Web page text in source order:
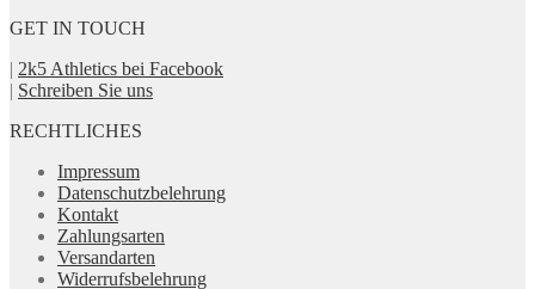
GET IN TOUCH
| 2k5 Athletics bei Facebook
| Schreiben Sie uns
RECHTLICHES
Impressum
Datenschutzbelehrung
Kontakt
Zahlungsarten
Versandarten
Widerrufsbelehrung